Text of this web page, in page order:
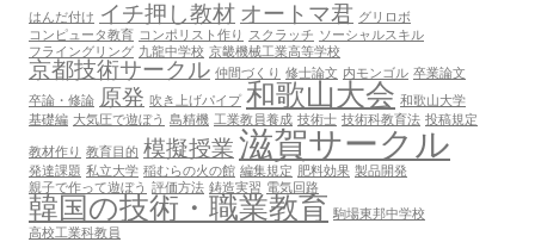
はんだ付け イチ押し教材 オートマ君 グリロボ
コンピュータ教育 コンポリスト作り スクラッチ ソーシャルスキル
フライングリング 九龍中学校 京畿機械工業高等学校
京都技術サークル 仲間づくり 修士論文 内モンゴル 卒業論文
卒論・修論 原発 吹き上げパイプ 和歌山大会 和歌山大学
基礎編 大気圧で遊ぼう 島精機 工業教員養成 技術士 技術科教育法 投稿規定
教材作り 教育目的 模擬授業 滋賀サークル
発達課題 私立大学 稲むらの火の館 編集規定 肥料効果 製品開発
親子で作って遊ぼう 評価方法 鋳造実習 電気回路
韓国の技術・職業教育 駒場東邦中学校
高校工業科教員